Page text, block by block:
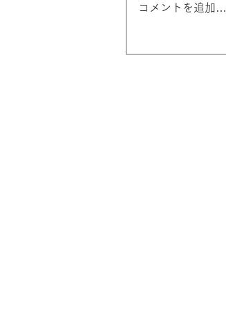
コメントを追加…